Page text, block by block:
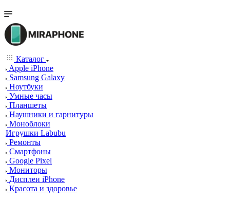
Каталог
Apple iPhone
Samsung Galaxy
Ноутбуки
Умные часы
Планшеты
Наушники и гарнитуры
Моноблоки
Игрушки Labubu
Ремонты
Смартфоны
Google Pixel
Мониторы
Дисплеи iPhone
Красота и здоровье